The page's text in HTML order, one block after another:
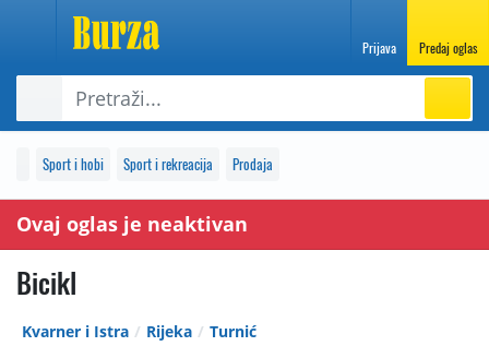
Prijava Predaj oglas
Sport i hobi Sport i rekreacija Prodaja
Ovaj oglas je neaktivan
Bicikl
Kvarner i Istra Rijeka Turnić